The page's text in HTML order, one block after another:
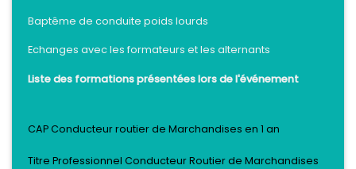
Baptême de conduite poids lourds
Echanges avec les formateurs et les alternants
Liste des formations présentées lors de l'événement
CAP Conducteur routier de Marchandises en 1 an
Titre Professionnel Conducteur Routier de Marchandises